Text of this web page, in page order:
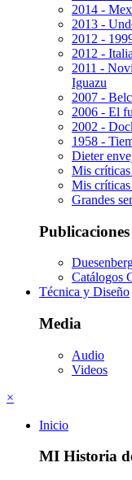
2014 -
2013 -
2012 -
2012 -
2011 -
Iguazu
2007 -
2006 - El
2002 -
1958 -
Dieter
Mis
Mis
Grandes
Publicaciones
Catálogos
Técnica y Diseño
Media
Audio
Videos
×
Inicio
MI Historia